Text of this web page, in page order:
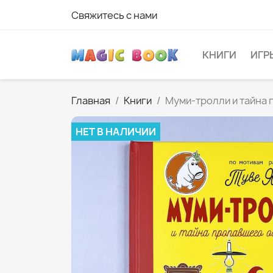
Свяжитесь с нами
КНИГИ
Главная Книги Муми-тролли и тайна
НЕТ В НАЛИЧИИ